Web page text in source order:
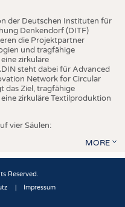
der Deutschen Instituten für
Denkendorf (DITF)
die Projektpartner
und tragfähige
zirkuläre
steht dabei für Advanced
Network for Circular
das Ziel, tragfähige
zirkuläre Textilproduktion
vier Säulen:
MORE
Reserved.
Impressum